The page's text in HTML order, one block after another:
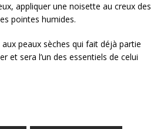
appliquer une noisette au creux des
pointes humides.
peaux sèches qui fait déjà partie
et sera l’un des essentiels de celui